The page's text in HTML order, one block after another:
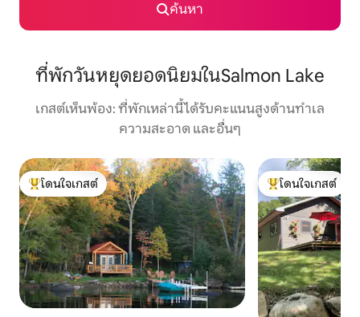
ค้นหา
ที่พักวันหยุดยอดนิยมในSalmon Lake
เกสต์เห็นพ้อง: ที่พักเหล่านี้ได้รับคะแนนสูงด้านทำเล
ความสะอาด และอื่นๆ
โดนใจเกสต์ที่สุด
โดนใจเกสต์
โดนใจเกสต์ที่สุด
โดนใจเกสต์